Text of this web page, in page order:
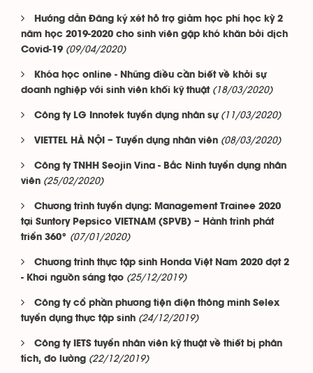
Hướng dẫn Đăng ký xét hỗ trợ giảm học phí học kỳ 2
năm học 2019-2020 cho sinh viên gặp khó khăn bởi dịch
Covid-19 (09/04/2020)
Khóa học online - Những điều cần biết về khởi sự
doanh nghiệp với sinh viên khối kỹ thuật (18/03/2020)
Công ty LG Innotek tuyển dụng nhân sự (11/03/2020)
VIETTEL HÀ NỘI – Tuyển dụng nhân viên (08/03/2020)
Công ty TNHH Seojin Vina - Bắc Ninh tuyển dụng nhân
viên (25/02/2020)
Chương trình tuyển dụng: Management Trainee 2020
tại Suntory Pepsico VIETNAM (SPVB) – Hành trình phát
triển 360° (07/01/2020)
Chương trình thực tập sinh Honda Việt Nam 2020 đợt 2
- Khơi nguồn sáng tạo (25/12/2019)
Công ty cổ phần phương tiện điện thông minh Selex
tuyển dụng thực tập sinh (24/12/2019)
Công ty IETS tuyển nhân viên kỹ thuật về thiết bị phân
tích, đo lường (22/12/2019)